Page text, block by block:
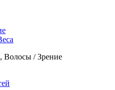
Волосы / Зрение